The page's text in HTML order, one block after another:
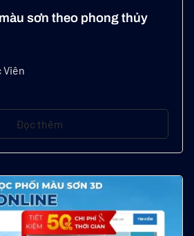
sơn theo phong thủy
Viên
Đọc thêm